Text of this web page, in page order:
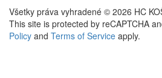
Všetky práva vyhradené © 2026 HC
This site is protected by reCAPTCHA
Policy and Terms of Service apply.